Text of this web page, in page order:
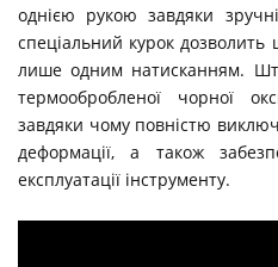
однією рукою завдяки
спеціальний курок дозволить
лише одним натисканням.
термообробленої чорної
завдяки чому повністю
деформації, а також
експлуатації інструменту.